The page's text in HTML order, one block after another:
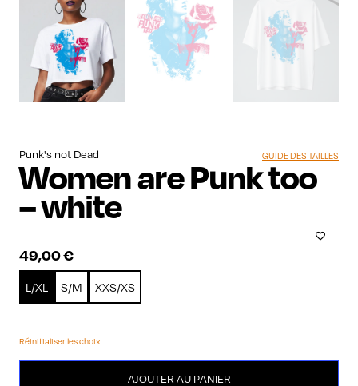
Punk's not Dead
Women are Punk too
– white
49,00€
GUIDE DES TAILLES
L/XL S/M XXS/XS
Réinitialiser les choix
AJOUTER AU PANIER